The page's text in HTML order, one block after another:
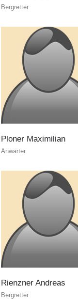
Canyoning
Bergretter
Ploner Maximilian
Anwärter
Rienzner Andreas
Bergretter